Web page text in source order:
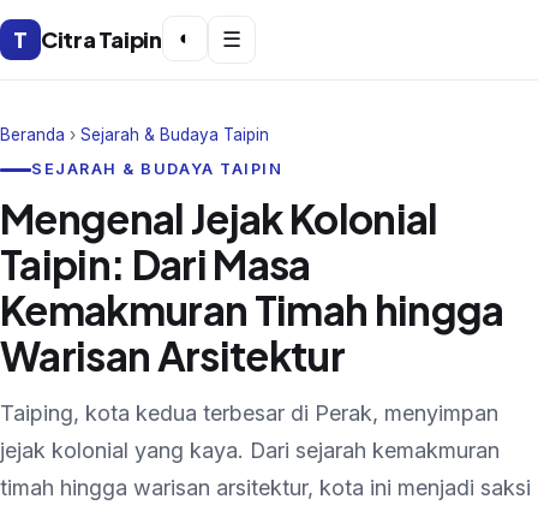
T Citra Taipin ◐ ☰
Beranda › Sejarah & Budaya Taipin
SEJARAH & BUDAYA TAIPIN
Mengenal Jejak Kolonial
Taipin: Dari Masa
Kemakmuran Timah hingga
Warisan Arsitektur
Taiping, kota kedua terbesar di Perak, menyimpan
jejak kolonial yang kaya. Dari sejarah kemakmuran
timah hingga warisan arsitektur, kota ini menjadi saksi